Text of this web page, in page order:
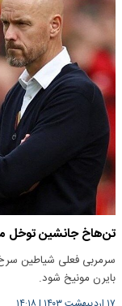
تن‌هاخ جانشین توخل
سرمربی فعلی شیاطین
بایرن مونیخ شود.